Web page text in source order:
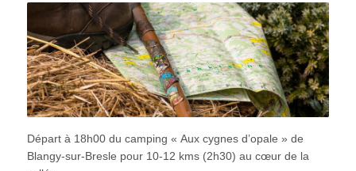
Départ à 18h00 du camping « Aux cygnes d’opale » de
Blangy-sur-Bresle pour 10-12 kms (2h30) au cœur de la